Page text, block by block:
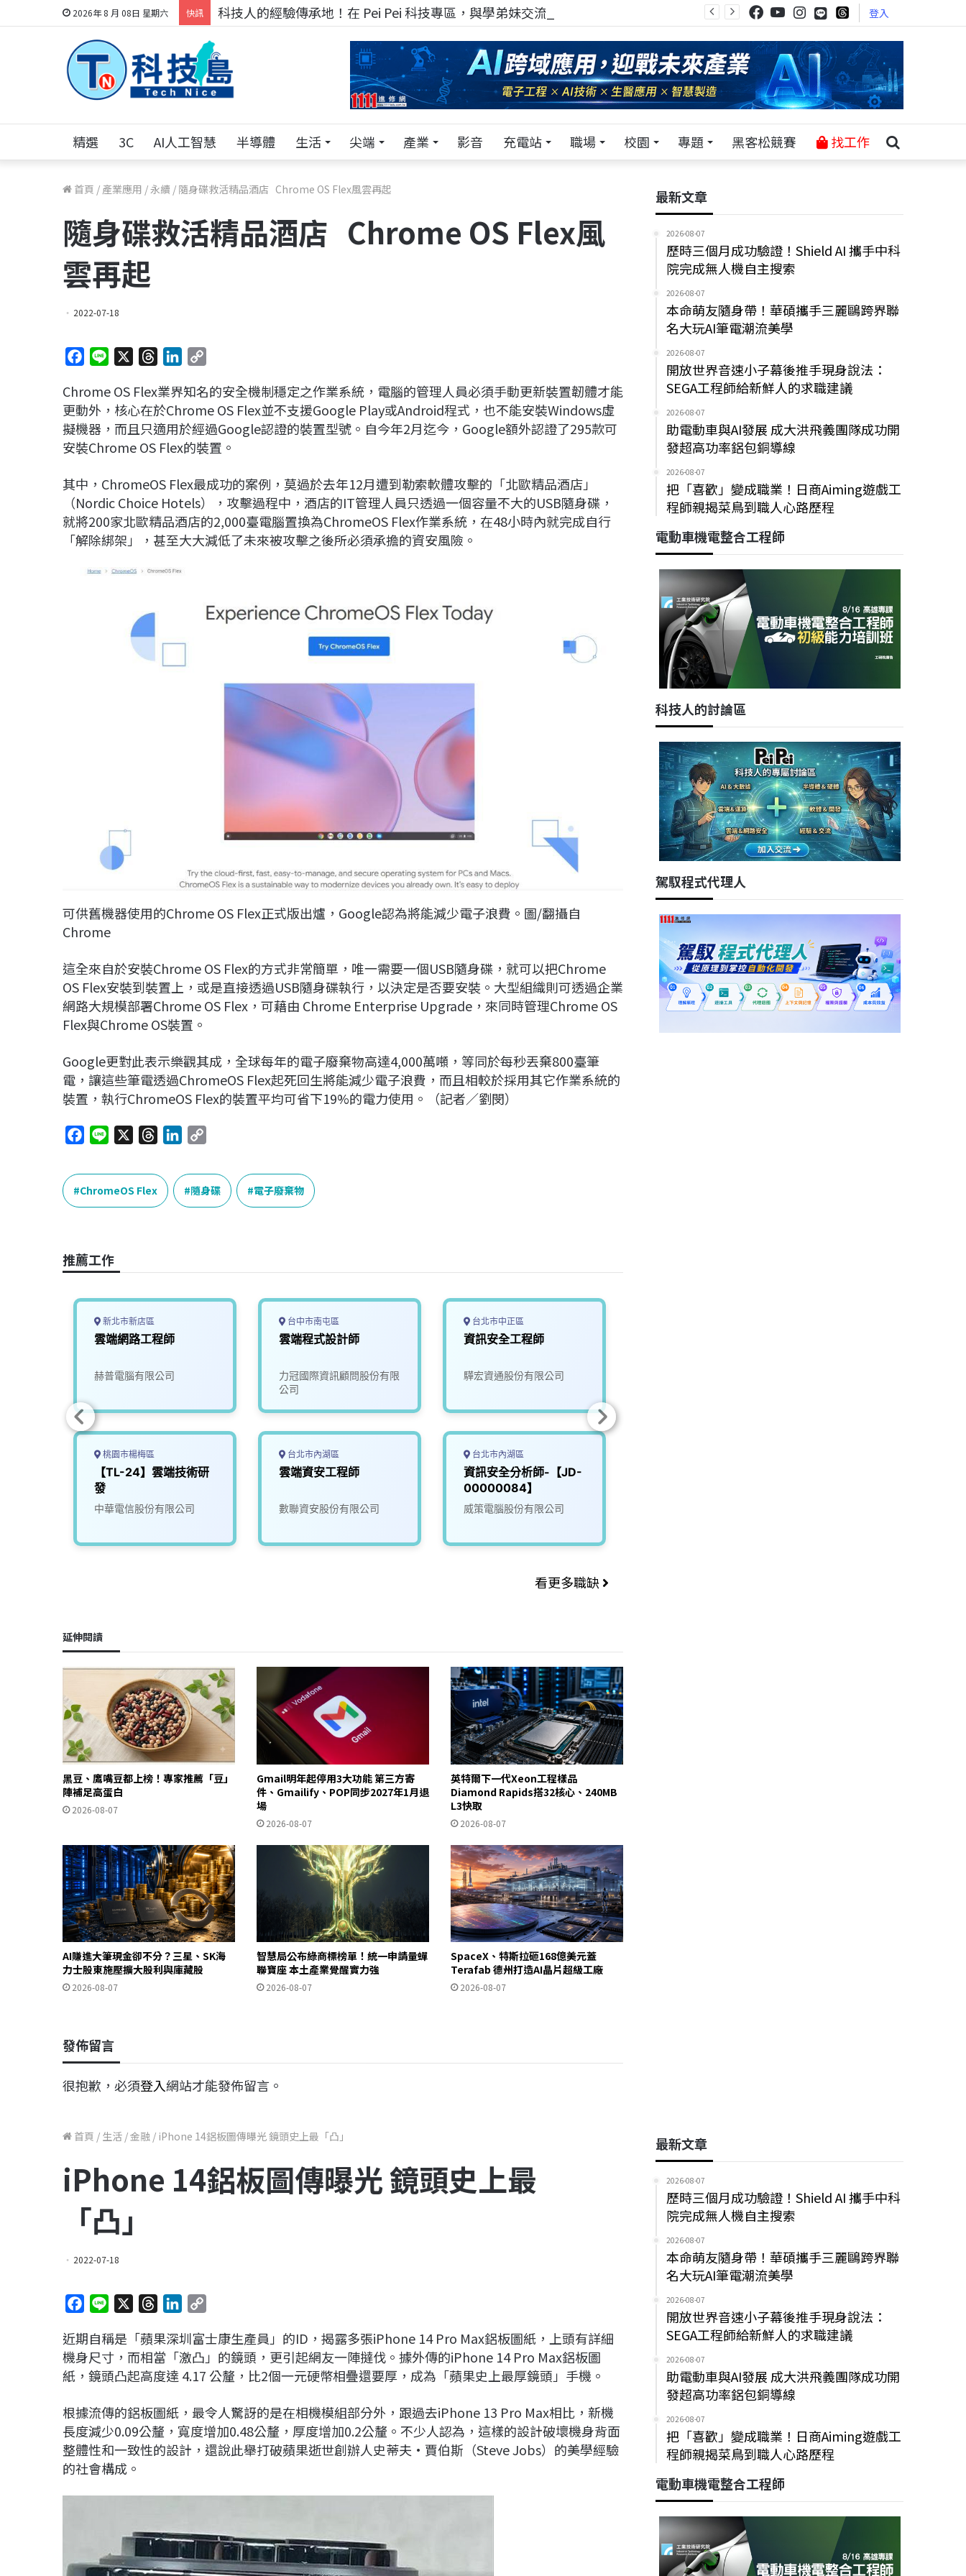
2026年 8 月 08日 星期六 快訊 科技人的經驗傳承地！在 Pei Pei 科技專區，與學弟妹交流最硬核的技術 登入
精選 3C AI人工智慧 半導體 生活 尖端 產業 影音 充電站 職場 校園 專題 黑客松競賽 找工作
首頁 / 產業應用 /永續 / 隨身碟救活精品酒店 Chrome OS Flex風雲再起
隨身碟救活精品酒店 Chrome OS Flex風
雲再起
2022-07-18
c
e
b
o
k
n
e
r
e
a
d
n
k
e
d
n
p
y
L
i
k
Chrome OS Flex業界知名的安全機制穩定之作業系統，電腦的管理人員必須手動更新裝置韌體才能
更動外，核心在於Chrome OS Flex並不支援Google Play或Android程式，也不能安裝Windows虛
擬機器，而且只適用於經過Google認證的裝置型號。自今年2月迄今，Google額外認證了295款可
安裝Chrome OS Flex的裝置。
其中，ChromeOS Flex最成功的案例，莫過於去年12月遭到勒索軟體攻擊的「北歐精品酒店」
（Nordic Choice Hotels），攻擊過程中，酒店的IT管理人員只透過一個容量不大的USB隨身碟，
就將200家北歐精品酒店的2,000臺電腦置換為ChromeOS Flex作業系統，在48小時內就完成自行
「解除綁架」，甚至大大減低了未來被攻擊之後所必須承擔的資安風險。
可供舊機器使用的Chrome OS Flex正式版出爐，Google認為將能減少電子浪費。圖/翻攝自
Chrome
這全來自於安裝Chrome OS Flex的方式非常簡單，唯一需要一個USB隨身碟，就可以把Chrome
OS Flex安裝到裝置上，或是直接透過USB隨身碟執行，以決定是否要安裝。大型組織則可透過企業
網路大規模部署Chrome OS Flex，可藉由 Chrome Enterprise Upgrade，來同時管理Chrome OS
Flex與Chrome OS裝置。
Google更對此表示樂觀其成，全球每年的電子廢棄物高達4,000萬噸，等同於每秒丟棄800臺筆
電，讓這些筆電透過ChromeOS Flex起死回生將能減少電子浪費，而且相較於採用其它作業系統的
裝置，執行ChromeOS Flex的裝置平均可省下19%的電力使用。（記者／劉閔）
c
e
b
k
n
e
r
a
n
k
e
p
y
L
ChromeOS Flex 隨身碟 電子廢棄物
推薦工作
新北市新店區
雲端網路工程師
赫普電腦有限公司
桃園市楊梅區
【TL-24】雲端技術研
發
中華電信股份有限公司
台中市南屯區
雲端程式設計師
力冠國際資訊顧問股份有限
公司
台北市內湖區
雲端資安工程師
數聯資安股份有限公司
台北市中正區
資訊安全工程師
驊宏資通股份有限公司
台北市內湖區
資訊安全分析師-【JD-
00000084】
威策電腦股份有限公司
看更多職缺
延伸閱讀
黑豆、鷹嘴豆都上榜！專家推薦「豆」
陣補足高蛋白
2026-08-07
Gmail明年起停用3大功能 第三方寄
件、Gmailify、POP同步2027年1月退
場
2026-08-07
英特爾下一代Xeon工程樣品
Diamond Rapids搭32核心、240MB
L3快取
2026-08-07
AI賺進大筆現金卻不分？三星、SK海
力士股東施壓擴大股利與庫藏股
2026-08-07
智慧局公布綠商標榜單！統一申請量蟬
聯寶座 本土產業覺醒實力強
2026-08-07
SpaceX、特斯拉砸168億美元蓋
Terafab 德州打造AI晶片超級工廠
2026-08-07
發佈留言
很抱歉，必須登入網站才能發佈留言。
最新文章
2026-08-07
歷時三個月成功驗證！Shield AI 攜手中科
院完成無人機自主搜索
2026-08-07
本命萌友隨身帶！華碩攜手三麗鷗跨界聯
名大玩AI筆電潮流美學
2026-08-07
開放世界音速小子幕後推手現身說法：
SEGA工程師給新鮮人的求職建議
2026-08-07
助電動車與AI發展 成大洪飛義團隊成功開
發超高功率鋁包銅導線
2026-08-07
把「喜歡」變成職業！日商Aiming遊戲工
程師親揭菜鳥到職人心路歷程
電動車機電整合工程師
科技人的討論區
駕馭程式代理人